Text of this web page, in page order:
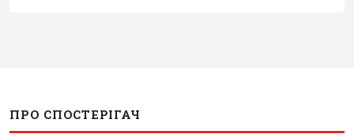
ПРО СПОСТЕРІГАЧ